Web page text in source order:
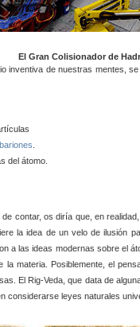
de
inventiva de nuestras mentes,
bariones
del átomo.
contar, os diría que, en
la idea de un velo de ilusión
a las ideas modernas sobre el
la materia. Posiblemente, el
El Rig-Veda, que data de
considerarse leyes naturales